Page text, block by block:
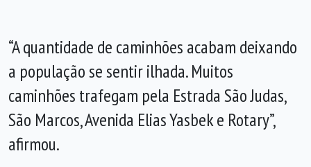
“A quantidade de caminhões acabam deixando
a população se sentir ilhada. Muitos
caminhões trafegam pela Estrada São Judas,
São Marcos, Avenida Elias Yasbek e Rotary”,
afirmou.